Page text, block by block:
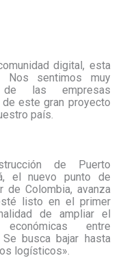
digital, esta
Nos sentimos muy
las empresas
de este gran proyecto
país.
de Puerto
el nuevo punto de
de Colombia, avanza
listo en el primer
de ampliar el
entre
busca bajar hasta
logísticos».